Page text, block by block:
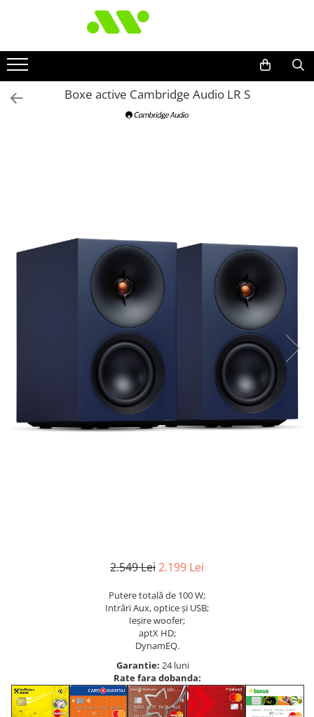
Boxe active Cambridge Audio LR S
2.549 Lei2.199 Lei
Putere totală de 100 W;
Intrări Aux, optice și USB;
Ieșire woofer;
aptX HD;
DynamEQ.
Garantie: 24 luni
Rate fara dobanda: